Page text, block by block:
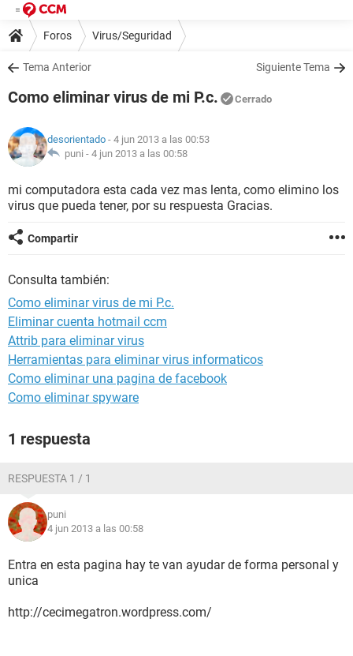
Foros Virus/Seguridad
Tema Anterior Siguiente Tema
Como eliminar virus de mi P.c. Cerrado
desorientado - 4 jun 2013 a las 00:53
puni - 4 jun 2013 a las 00:58
mi computadora esta cada vez mas lenta, como elimino los
virus que pueda tener, por su respuesta Gracias.
Compartir
Consulta también:
Como eliminar virus de mi P.c.
Eliminar cuenta hotmail ccm
Attrib para eliminar virus
Herramientas para eliminar virus informaticos
Como eliminar una pagina de facebook
Como eliminar spyware
1 respuesta
RESPUESTA 1 / 1
puni
4 jun 2013 a las 00:58
Entra en esta pagina hay te van ayudar de forma personal y
unica
http://cecimegatron.wordpress.com/